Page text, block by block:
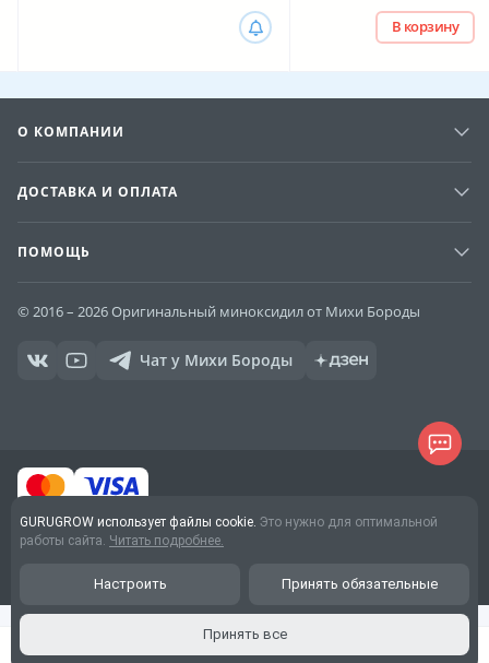
В корзину
О КОМПАНИИ
ДОСТАВКА И ОПЛАТА
ПОМОЩЬ
© 2016 – 2026 Оригинальный миноксидил от Михи Бороды
Чат у Михи Бороды
Договор оферты
GURUGROW использует файлы cookie. Это нужно для оптимальной
работы сайта. Читать подробнее.
Настроить Принять обязательные
Принять все